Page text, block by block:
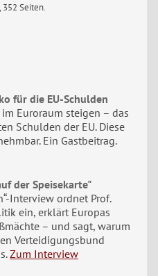
352 Seiten.
für die EU-Schulden
Euroraum steigen – das
Schulden der EU. Diese
Ein Gastbeitrag.
der Speisekarte"
Interview ordnet Prof.
ein, erklärt Europas
– und sagt, warum
Verteidigungsbund
Zum Interview